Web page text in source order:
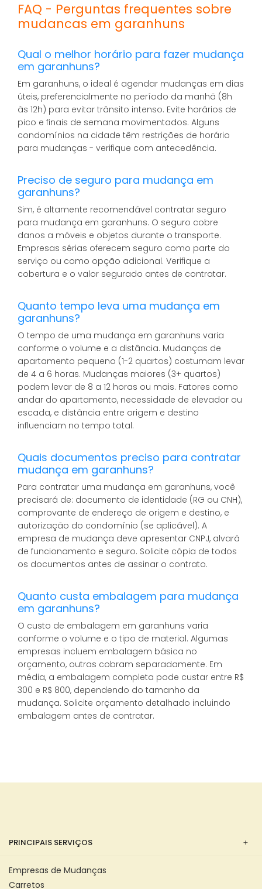
FAQ - Perguntas frequentes sobre
mudancas em garanhuns
Qual o melhor horário para fazer mudança
em garanhuns?
Em garanhuns, o ideal é agendar mudanças em dias
úteis, preferencialmente no período da manhã (8h
às 12h) para evitar trânsito intenso. Evite horários de
pico e finais de semana movimentados. Alguns
condomínios na cidade têm restrições de horário
para mudanças - verifique com antecedência.
Preciso de seguro para mudança em
garanhuns?
Sim, é altamente recomendável contratar seguro
para mudança em garanhuns. O seguro cobre
danos a móveis e objetos durante o transporte.
Empresas sérias oferecem seguro como parte do
serviço ou como opção adicional. Verifique a
cobertura e o valor segurado antes de contratar.
Quanto tempo leva uma mudança em
garanhuns?
O tempo de uma mudança em garanhuns varia
conforme o volume e a distância. Mudanças de
apartamento pequeno (1-2 quartos) costumam levar
de 4 a 6 horas. Mudanças maiores (3+ quartos)
podem levar de 8 a 12 horas ou mais. Fatores como
andar do apartamento, necessidade de elevador ou
escada, e distância entre origem e destino
influenciam no tempo total.
Quais documentos preciso para contratar
mudança em garanhuns?
Para contratar uma mudança em garanhuns, você
precisará de: documento de identidade (RG ou CNH),
comprovante de endereço de origem e destino, e
autorização do condomínio (se aplicável). A
empresa de mudança deve apresentar CNPJ, alvará
de funcionamento e seguro. Solicite cópia de todos
os documentos antes de assinar o contrato.
Quanto custa embalagem para mudança
em garanhuns?
O custo de embalagem em garanhuns varia
conforme o volume e o tipo de material. Algumas
empresas incluem embalagem básica no
orçamento, outras cobram separadamente. Em
média, a embalagem completa pode custar entre R$
300 e R$ 800, dependendo do tamanho da
mudança. Solicite orçamento detalhado incluindo
embalagem antes de contratar.
PRINCIPAIS SERVIÇOS
Empresas de Mudanças
Carretos